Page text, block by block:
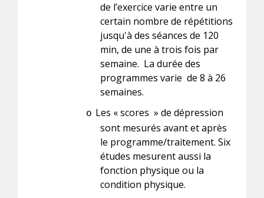
de l’exercice varie entre un
certain nombre de répétitions
jusqu'à des séances de 120
min, de une à trois fois par
semaine. La durée des
programmes varie de 8 à 26
semaines.
o Les « scores » de dépression
sont mesurés avant et après
le programme/traitement. Six
études mesurent aussi la
fonction physique ou la
condition physique.